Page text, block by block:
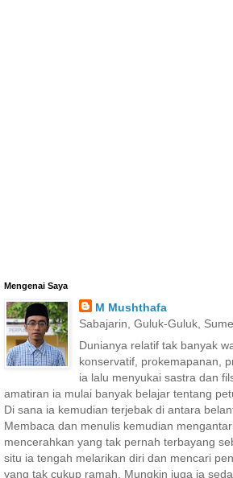
Mengenai Saya
M Mushthafa
Sabajarin, Guluk-Guluk,
Dunianya relatif tak banyak
konservatif, prokemapanan,
ia lalu menyukai sastra dan
amatiran ia mulai banyak belajar tentang
Di sana ia kemudian terjebak di antara
Membaca dan menulis kemudian
mencerahkan yang tak pernah terbayang
situ ia tengah melarikan diri dan mencari
yang tak cukup ramah. Mungkin juga ia